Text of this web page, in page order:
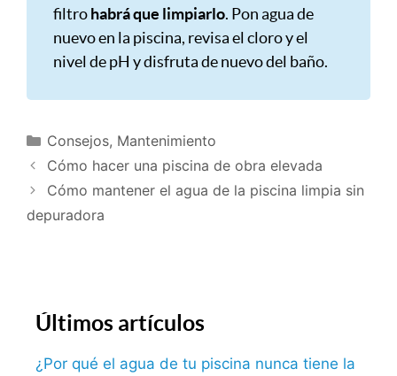
filtrohabrá que limpiarlo. Pon agua de
nuevo en la piscina, revisa el cloro y el
nivel de pH y disfruta de nuevo del baño.
Consejos, Mantenimiento
Cómo hacer una piscina de obra elevada
Cómo mantener el agua de la piscina limpia sin
depuradora
Últimos artículos
¿Por qué el agua de tu piscina nunca tiene la